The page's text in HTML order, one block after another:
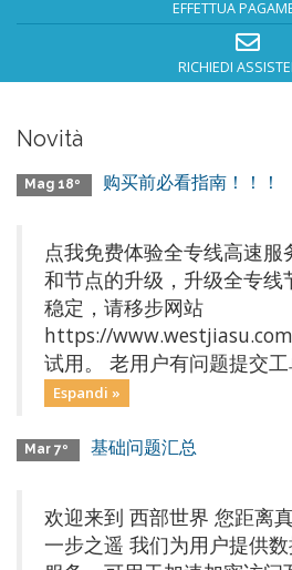
EFFETTUA
RICHIEDI
Novità
Mag 18º 购买前必看指南！！！
点我免费体验全专线高速
和节点的升级，升级全专线
稳定，请移步网站
https://
试用。 老用户有问题提交工
Espandi »
Mar 7º 基础问题汇总
欢迎来到 西部世界 您距离
一步之遥 我们为用户提供